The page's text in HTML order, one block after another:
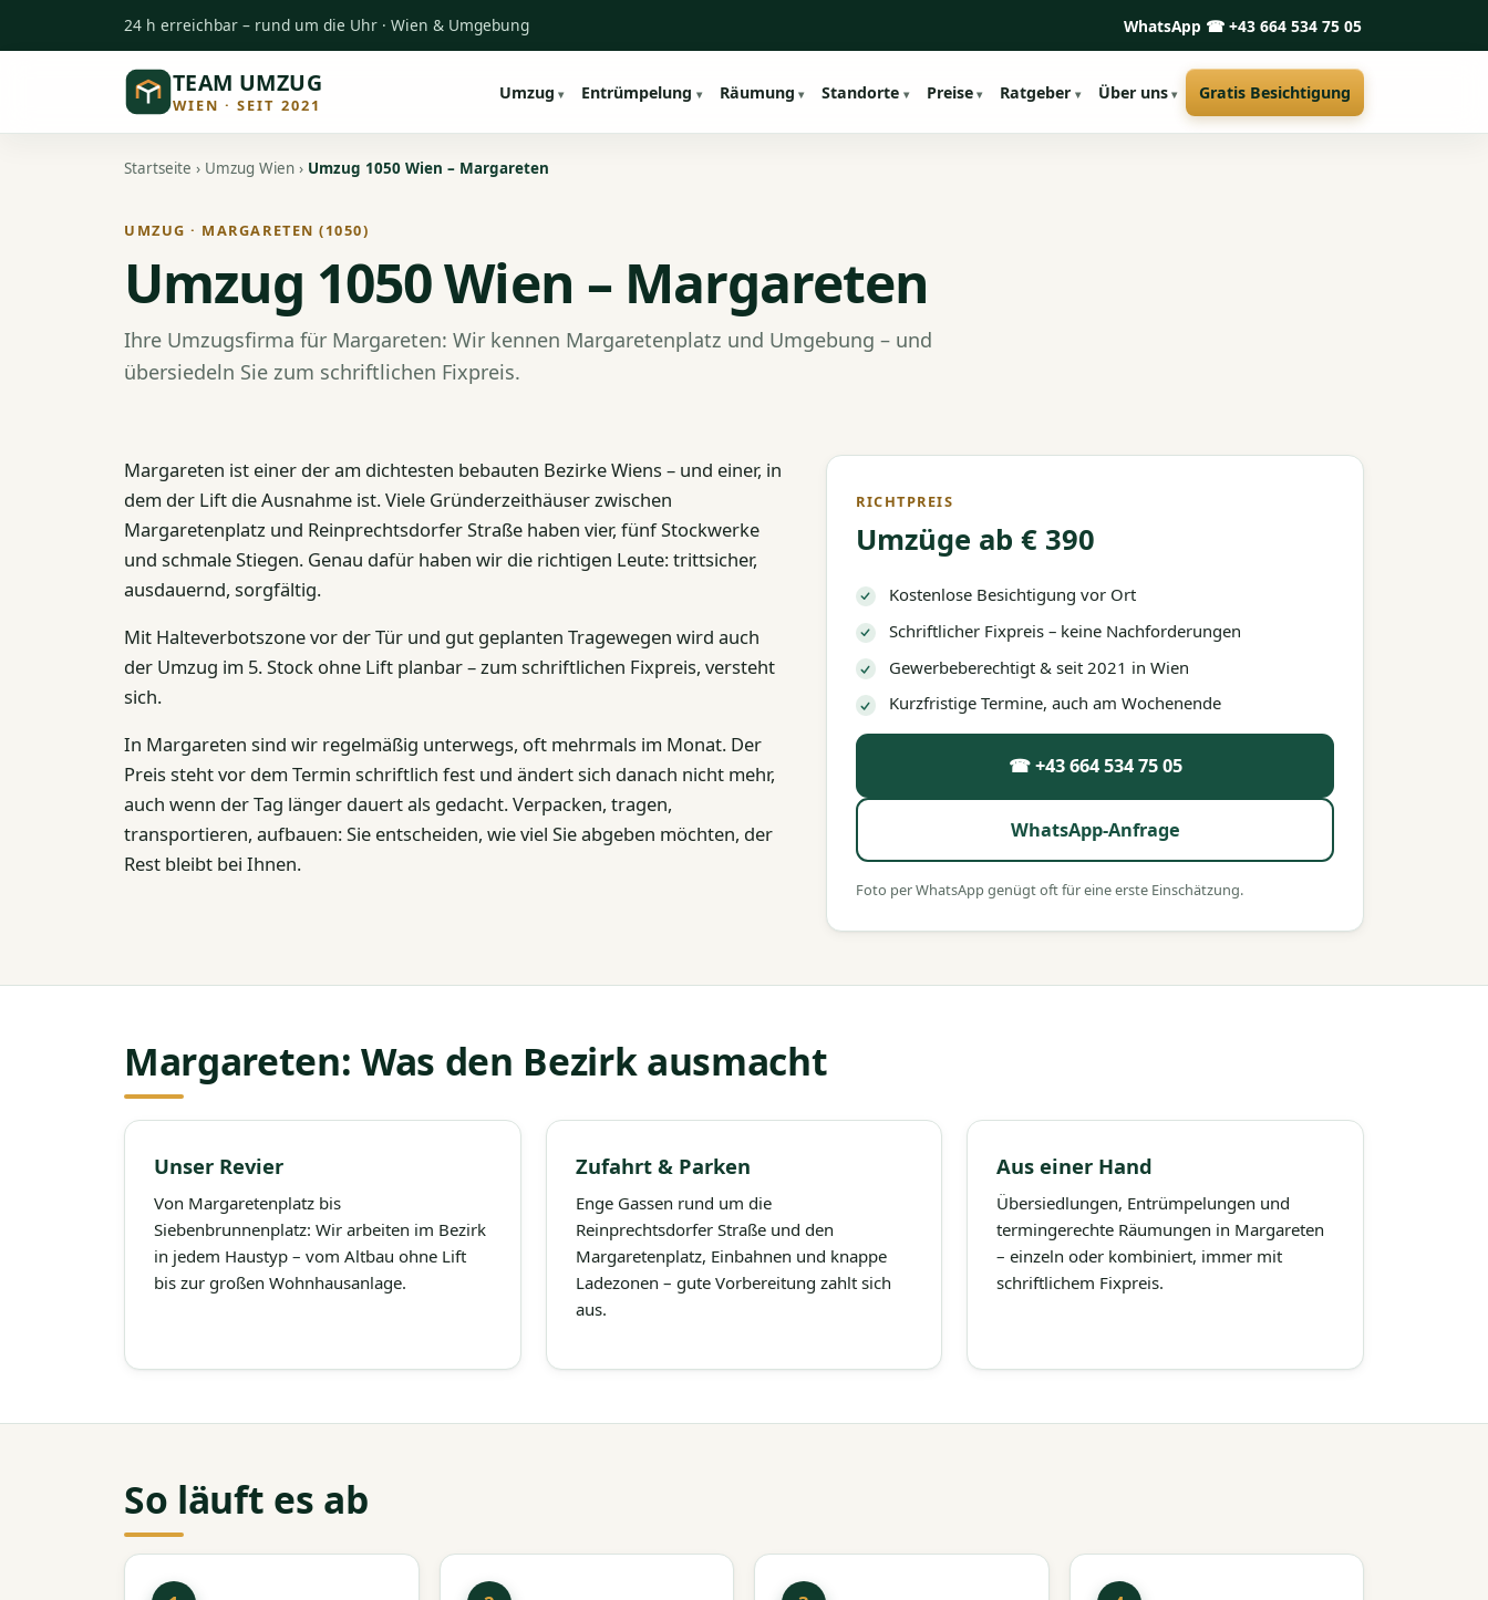
24 h erreichbar – rund um die Uhr · Wien & Umgebung WhatsApp ☎ +43 664 534 75 05
TEAM UMZUG
WIEN · SEIT 2021
Umzug Entrümpelung Räumung Standorte Preise Ratgeber Über uns Gratis Besichtigung
Startseite › Umzug Wien › Umzug 1050 Wien – Margareten
UMZUG · MARGARETEN (1050)
Umzug 1050 Wien – Margareten
Ihre Umzugsfirma für Margareten: Wir kennen Margaretenplatz und Umgebung – und
übersiedeln Sie zum schriftlichen Fixpreis.
Margareten ist einer der am dichtesten bebauten Bezirke Wiens – und einer, in
dem der Lift die Ausnahme ist. Viele Gründerzeithäuser zwischen
Margaretenplatz und Reinprechtsdorfer Straße haben vier, fünf Stockwerke
und schmale Stiegen. Genau dafür haben wir die richtigen Leute: trittsicher,
ausdauernd, sorgfältig.
Mit Halteverbotszone vor der Tür und gut geplanten Tragewegen wird auch
der Umzug im 5. Stock ohne Lift planbar – zum schriftlichen Fixpreis, versteht
sich.
In Margareten sind wir regelmäßig unterwegs, oft mehrmals im Monat. Der
Preis steht vor dem Termin schriftlich fest und ändert sich danach nicht mehr,
auch wenn der Tag länger dauert als gedacht. Verpacken, tragen,
transportieren, aufbauen: Sie entscheiden, wie viel Sie abgeben möchten, der
Rest bleibt bei Ihnen.
RICHTPREIS
Umzüge ab € 390
Kostenlose Besichtigung vor Ort
Schriftlicher Fixpreis – keine Nachforderungen
Gewerbeberechtigt & seit 2021 in Wien
Kurzfristige Termine, auch am Wochenende
☎ +43 664 534 75 05
WhatsApp-Anfrage
Foto per WhatsApp genügt oft für eine erste Einschätzung.
Margareten: Was den Bezirk ausmacht
Unser Revier
Von Margaretenplatz bis
Siebenbrunnenplatz: Wir arbeiten im Bezirk
in jedem Haustyp – vom Altbau ohne Lift
bis zur großen Wohnhausanlage.
Zufahrt & Parken
Enge Gassen rund um die
Reinprechtsdorfer Straße und den
Margaretenplatz, Einbahnen und knappe
Ladezonen – gute Vorbereitung zahlt sich
aus.
Aus einer Hand
Übersiedlungen, Entrümpelungen und
termingerechte Räumungen in Margareten
– einzeln oder kombiniert, immer mit
schriftlichem Fixpreis.
So läuft es ab